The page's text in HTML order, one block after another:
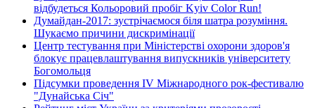
відбудеться Кольоровий пробіг Kyiv Color Run!
Думайдан-2017: зустрічаємося біля шатра розуміння.
Шукаємо причини дискримінації
Центр тестування при Міністерстві охорони здоров'я
блокує працевлаштування випускників університету
Богомольця
Підсумки проведення IV Міжнародного рок-фестивалю
"Дунайська Січ"